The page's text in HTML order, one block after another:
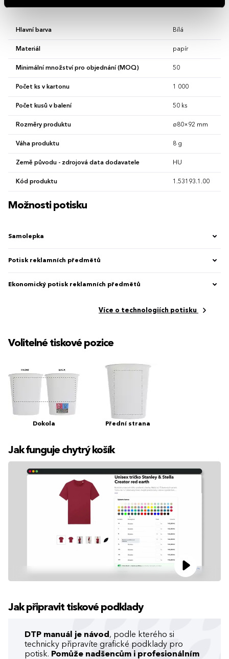
Hlavní barva Bílá
Materiál papír
Minimální množství pro objednání (MOQ) 50
Počet ks v kartonu 1 000
Počet kusů v balení 50 ks
Rozměry produktu ø80×92 mm
Váha produktu 8 g
Země původu - zdrojová data dodavatele HU
Kód produktu 1.53193.1.00
Možnosti potisku
Samolepka
Potisk reklamních předmětů
Ekonomický potisk reklamních předmětů
Více o technologiích potisku
Volitelné tiskové pozice
Dokola Přední strana
Jak funguje chytrý košík
Jak připravit tiskové podklady
DTP manuál je návod , podle kterého si
technicky připravíte grafické podklady pro
potisk. Pomůže nadšencům i profesionálním